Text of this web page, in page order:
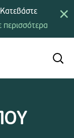
×
περισσότερα